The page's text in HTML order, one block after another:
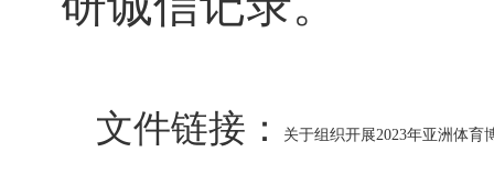
文件链接： 关于组织开展2023年亚洲体育